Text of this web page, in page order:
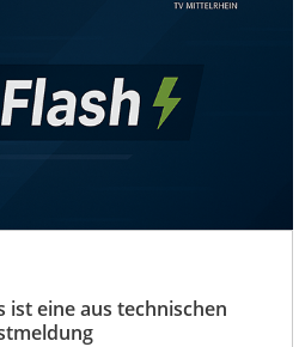
ist eine aus technischen